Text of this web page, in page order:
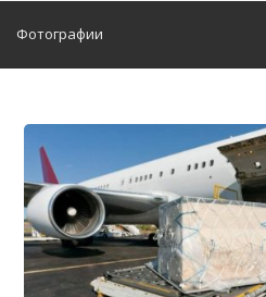
Фотографии